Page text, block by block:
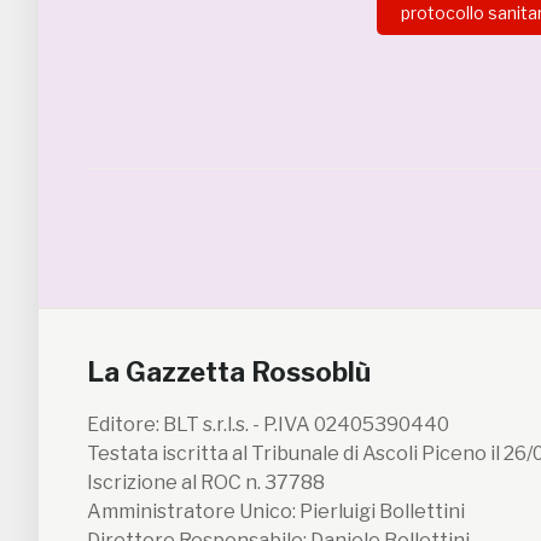
protocollo
La Gazzetta Rossoblù
Editore: BLT s.r.l.s. - P.IVA 02405390440
Testata iscritta al Tribunale di Ascoli Piceno il 26/
Iscrizione al ROC n. 37788
Amministratore Unico: Pierluigi Bollettini